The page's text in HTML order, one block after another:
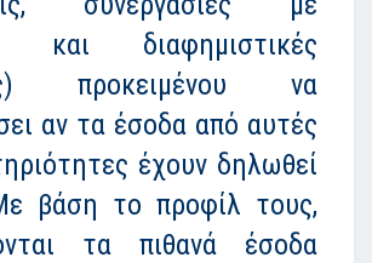
και διαφημιστικές
προκειμένου να
αν τα έσοδα από αυτές
έχουν δηλωθεί
βάση το προφίλ τους,
τα πιθανά έσοδα